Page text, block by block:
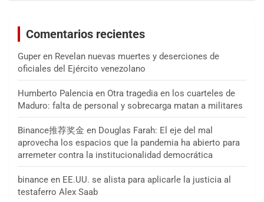
Comentarios recientes
Guper en Revelan nuevas muertes y deserciones de
oficiales del Ejército venezolano
Humberto Palencia en Otra tragedia en los cuarteles de
Maduro: falta de personal y sobrecarga matan a militares
Binance推荐奖金 en Douglas Farah: El eje del mal
aprovecha los espacios que la pandemia ha abierto para
arremeter contra la institucionalidad democrática
binance en EE.UU. se alista para aplicarle la justicia al
testaferro Alex Saab